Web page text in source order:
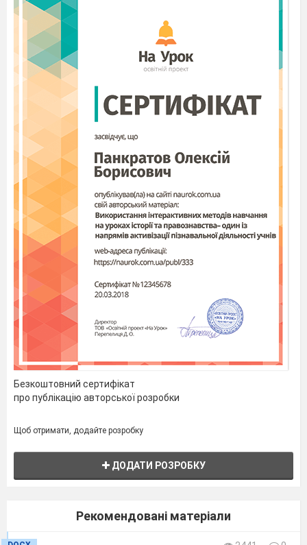
Безкоштовний сертифікат
про публікацію авторської розробки
Щоб отримати, додайте розробку
ДОДАТИ РОЗРОБКУ
Рекомендовані матеріали